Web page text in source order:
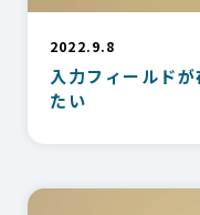
2022.9.8
入力フィールド
たい